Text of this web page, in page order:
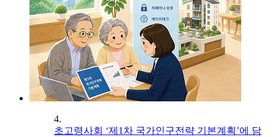
4.
초고령사회 ‘제1차 국가인구전략 기본계획’에 담